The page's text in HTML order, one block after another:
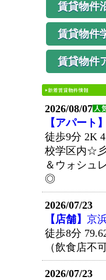
賃貸物件
賃貸物件
賃貸物件
2026/08/07
【アパート】
徒歩9分 2K
校学区内☆
＆ウォシュ
◎
2026/07/23
【店舗】 京
徒歩8分
（飲食店不可
2026/07/23